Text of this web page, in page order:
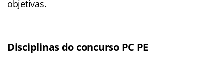
objetivas.
Disciplinas do concurso PC PE